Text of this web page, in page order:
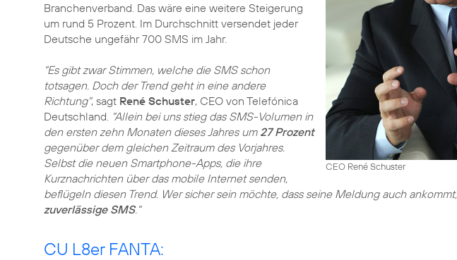
CEO René Schuster
Branchenverband. Das wäre eine weitere Steigerung
um rund 5 Prozent. Im Durchschnitt versendet jeder
Deutsche ungefähr 700 SMS im Jahr.
"Es gibt zwar Stimmen, welche die SMS schon
totsagen. Doch der Trend geht in eine andere
Richtung", sagt René Schuster, CEO von Telefónica
Deutschland. "Allein bei uns stieg das SMS-Volumen in
den ersten zehn Monaten dieses Jahres um 27 Prozent
gegenüber dem gleichen Zeitraum des Vorjahres.
Selbst die neuen Smartphone-Apps, die ihre
Kurznachrichten über das mobile Internet senden,
beflügeln diesen Trend. Wer sicher sein möchte, dass seine Meldung auch
zuverlässige SMS."
CU L8er FANTA: